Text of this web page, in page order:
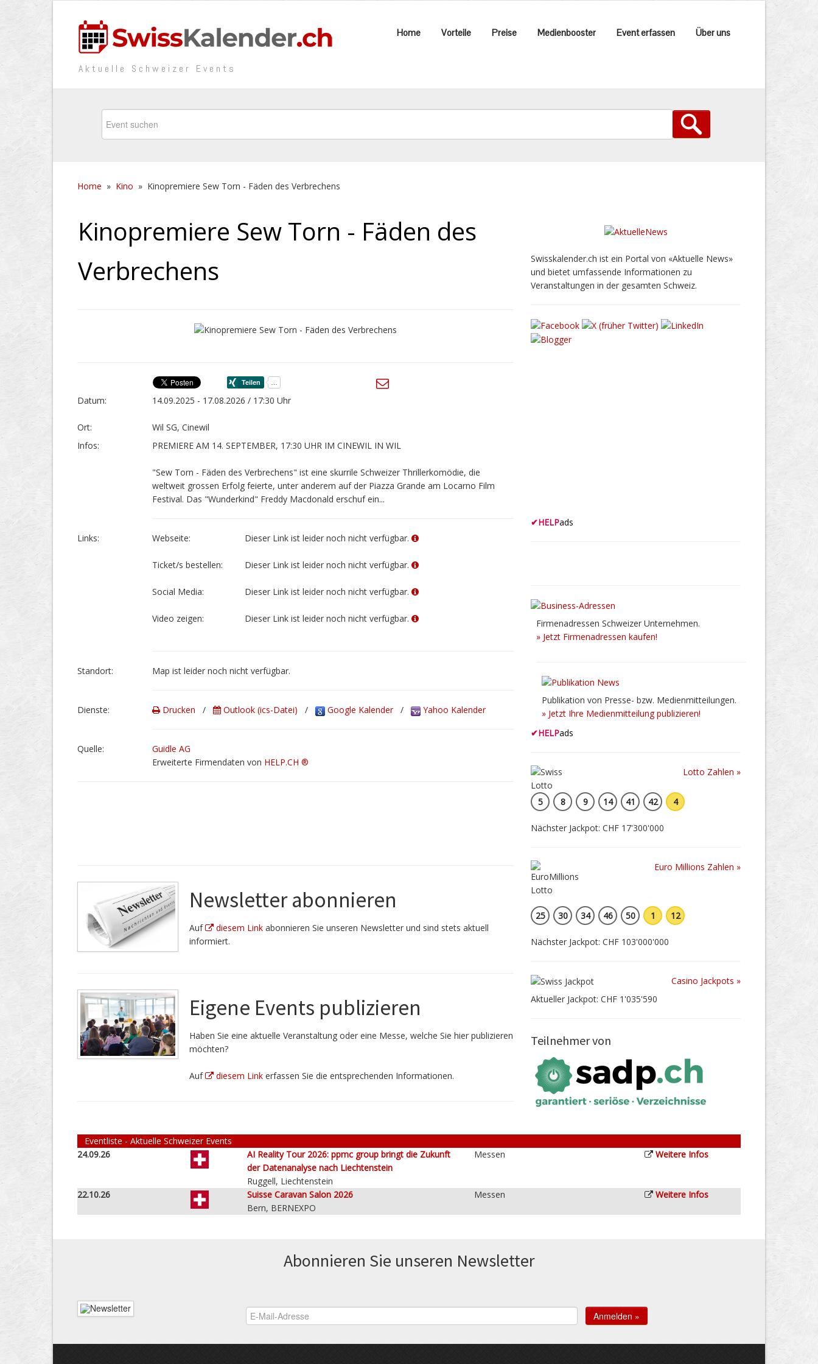
Aktuelle Schweizer Events
Home Vorteile Preise Medienbooster Event erfassen Über uns
Home » Kino » Kinopremiere Sew Torn - Fäden des Verbrechens
Kinopremiere Sew Torn - Fäden des
Verbrechens
Datum: 14.09.2025 - 17.08.2026 / 17:30 Uhr
Ort:
Wil SG, Cinewil
Infos:
PREMIERE AM 14. SEPTEMBER, 17:30 UHR IM CINEWIL IN WIL
"Sew Torn - Fäden des Verbrechens" ist eine skurrile Schweizer Thrillerkomödie, die
weltweit grossen Erfolg feierte, unter anderem auf der Piazza Grande am Locarno Film
Festival. Das "Wunderkind" Freddy Macdonald erschuf ein...
Links: Webseite: Dieser Link ist leider noch nicht verfügbar.
Ticket/s bestellen: Dieser Link ist leider noch nicht verfügbar.
Social Media: Dieser Link ist leider noch nicht verfügbar.
Video zeigen: Dieser Link ist leider noch nicht verfügbar.
Stand­ort: Map ist leider noch nicht verfügbar.
Dienste: Drucken / Outlook (ics-Datei) / Google Kalender/ Yahoo Kalender
Quelle:
Guidle AG
Erweiterte Firmendaten von HELP.CH ®
Newsletter abonnieren
Auf diesem Linkabonnieren Sie unseren Newsletter und sind stets aktuell
informiert.
Eigene Events publizieren
Haben Sie eine aktuelle Veranstaltung oder eine Messe, welche Sie hier publizieren
möchten?
Auf diesem Linkerfassen Sie die entsprechenden Informationen.
Swisskalender.ch ist ein Portal von «Aktuelle News»
und bietet umfassende Informationen zu
Veranstaltungen in der gesamten Schweiz.
✔HELPads
Firmenadressen Schweizer Unternehmen.
» Jetzt Firmenadressen kaufen!
Publikation von Presse- bzw. Medienmitteilungen.
» Jetzt Ihre Medienmitteilung publizieren!
✔HELPads
Lotto Zahlen »
5 8 9 14 41 42 4
Nächster Jackpot: CHF 17'300'000
Euro Millions Zahlen »
25 30 34 46 50 1 12
Nächster Jackpot: CHF 103'000'000
Casino Jackpots »
Aktueller Jackpot: CHF 1'035'590
Teilnehmer von
Eventliste - Aktuelle Schweizer Events
24.09.26
AI Reality Tour 2026: ppmc group bringt die Zukunft
der Datenanalyse nach Liechtenstein
Ruggell, Liechtenstein
Messen Weitere Infos
22.10.26
Suisse Caravan Salon 2026
Bern, BERNEXPO
Messen Weitere Infos
Abonnieren Sie unseren News­letter